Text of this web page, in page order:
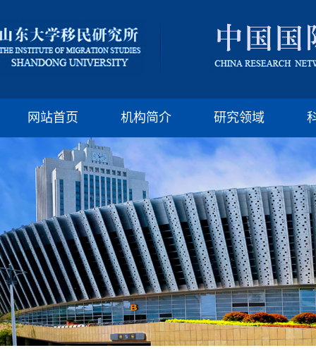
网站首页 机构简介 研究领域
版权所有：山东
邮编:250100 电话